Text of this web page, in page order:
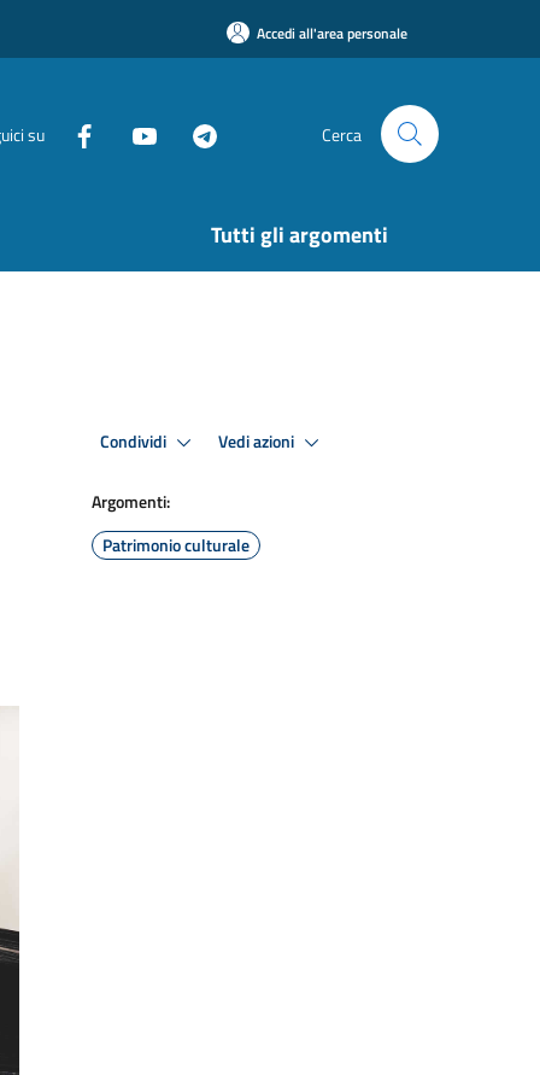
Accedi all'area personale
su Cerca
Tutti gli argomenti
Condividi Vedi azioni
Argomenti:
Patrimonio culturale